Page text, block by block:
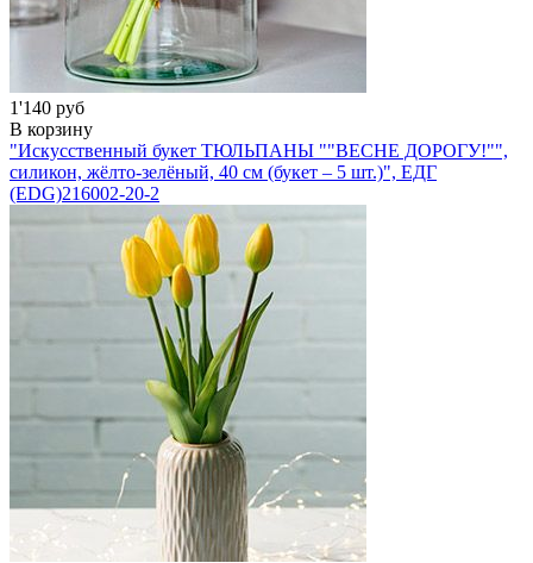
1'140 руб
В корзину
"Искусственный букет ТЮЛЬПАНЫ ""ВЕСНЕ ДОРОГУ!"",
силикон, жёлто-зелёный, 40 см (букет – 5 шт.)", ЕДГ
(EDG)216002-20-2